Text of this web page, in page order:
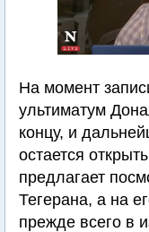
На момент
ультиматум
концу, и
остается
предлагает
Тегерана, а на
прежде всего в